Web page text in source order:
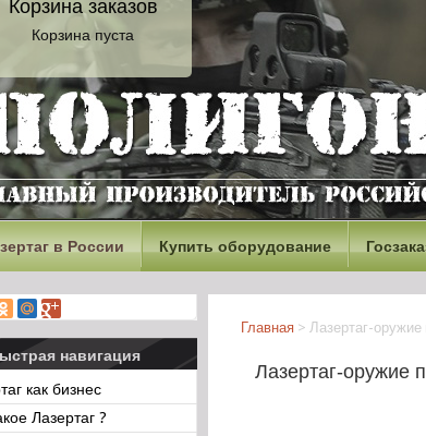
Корзина заказов
Корзина пуста
в России Купить оборудование
навигация
как бизнес
Лазертаг ?
Главная > Лазертаг-
Лазертаг-оружие